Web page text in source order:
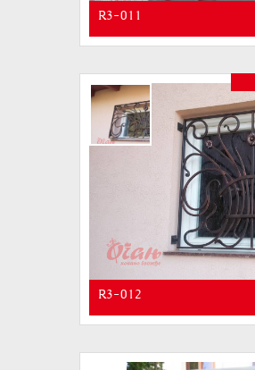
R3-011
R3-012